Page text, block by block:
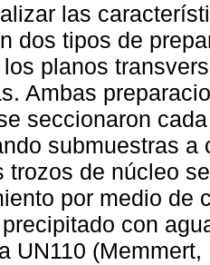
las
dos tipos de
planos
Ambas
seccionaron
submuestras
trozos de núcleo
por medio de
con
UN110